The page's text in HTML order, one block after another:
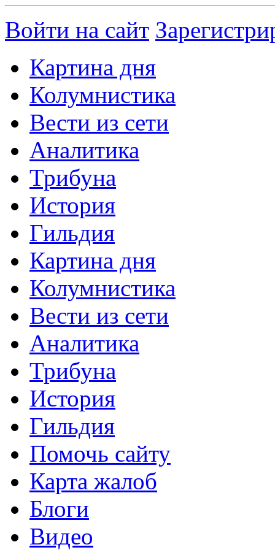
Войти на сайт
Картина дня
Колумнистика
Вести из сети
Аналитика
Трибуна
История
Гильдия
Картина дня
Колумнистика
Вести из сети
Аналитика
Трибуна
История
Гильдия
Помочь сайту
Карта жалоб
Блоги
Видео